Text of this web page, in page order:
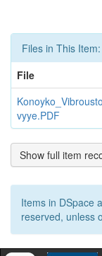
Files in This Item:
File
vyye.PDF
Show full item
Items in DSpace
reserved, unless